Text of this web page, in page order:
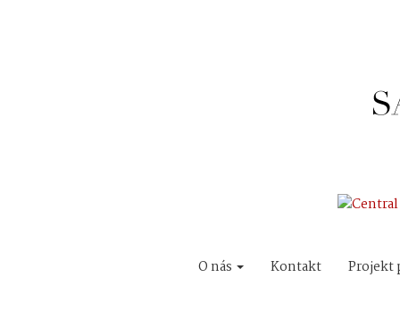
O nás Kontakt Projekt